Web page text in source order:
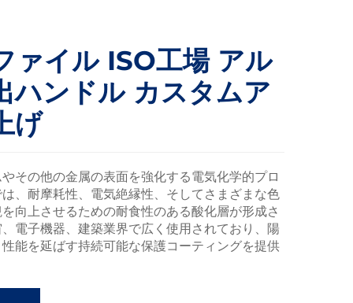
ァイル ISO工場 アル
ハンドル カスタムア
げ
その他の金属の表面を強化する電気化学的プロ
、耐摩耗性、電気絶縁性、そしてさまざまな色
向上させるための耐食性のある酸化層が形成さ
電子機器、建築業界で広く使用されており、陽
能を延ばす持続可能な保護コーティングを提供